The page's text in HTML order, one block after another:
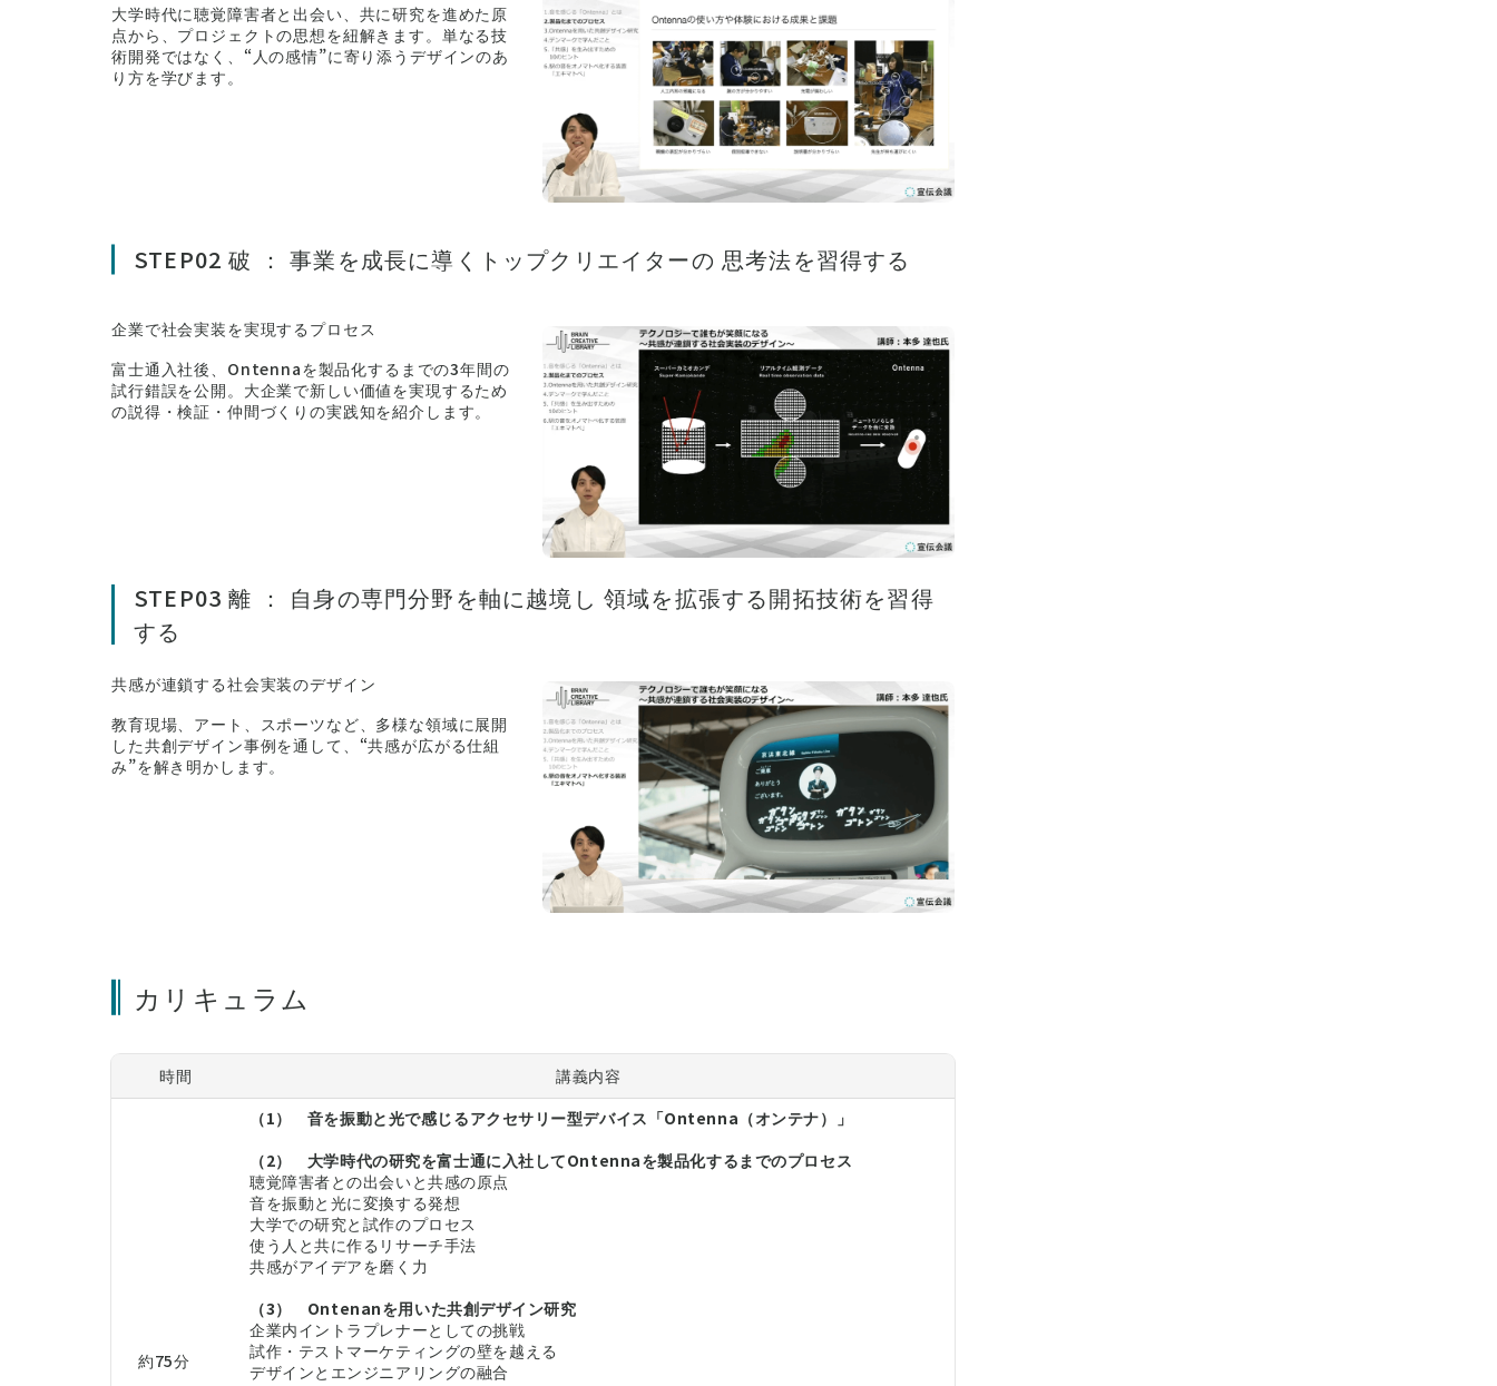
大学時代に聴覚障害者と出会い、共に研究を進めた原
点から、プロジェクトの思想を紐解きます。単なる技
術開発ではなく、“人の感情”に寄り添うデザインのあ
り方を学びます。
STEP02 破 ： 事業を成長に導くトップクリエイターの 思考法を習得する
企業で社会実装を実現するプロセス
富士通入社後、Ontennaを製品化するまでの3年間の
試行錯誤を公開。大企業で新しい価値を実現するため
の説得・検証・仲間づくりの実践知を紹介します。
STEP03 離 ： 自身の専門分野を軸に越境し 領域を拡張する開拓技術を習得
する
共感が連鎖する社会実装のデザイン
教育現場、アート、スポーツなど、多様な領域に展開
した共創デザイン事例を通して、“共感が広がる仕組
み”を解き明かします。
カリキュラム
時間 講義内容
約75分
（1） 音を振動と光で感じるアクセサリー型デバイス「Ontenna（オンテナ）」
（2） 大学時代の研究を富士通に入社してOntennaを製品化するまでのプロセス
聴覚障害者との出会いと共感の原点
音を振動と光に変換する発想
大学での研究と試作のプロセス
使う人と共に作るリサーチ手法
共感がアイデアを磨く力
（3） Ontenanを用いた共創デザイン研究
企業内イントラプレナーとしての挑戦
試作・テストマーケティングの壁を越える
デザインとエンジニアリングの融合